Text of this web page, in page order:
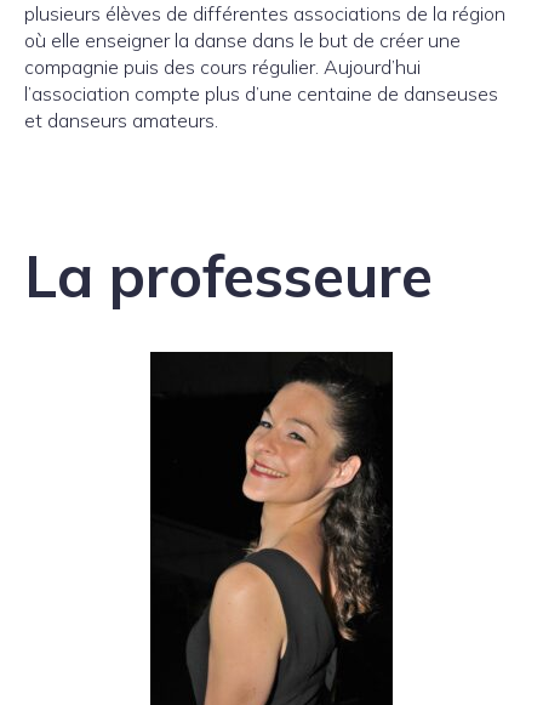
plusieurs élèves de différentes associations de la région
où elle enseigner la danse dans le but de créer une
compagnie puis des cours régulier. Aujourd’hui
l’association compte plus d’une centaine de danseuses
et danseurs amateurs.
La professeure